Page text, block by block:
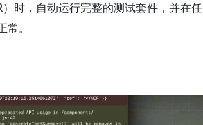
时，自动运行完整的测试套件，并在任
。